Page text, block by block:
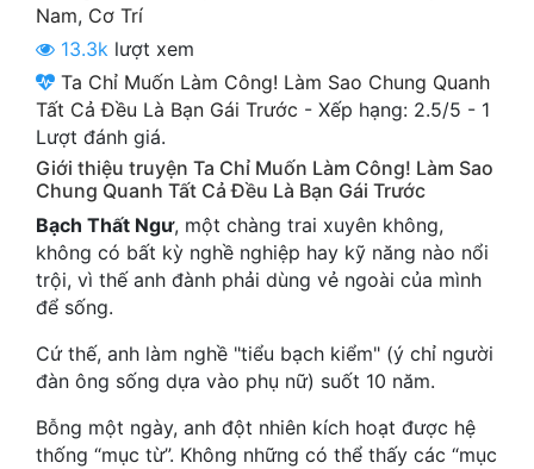
Dã Sử
Dị Giới
Dị Năng
Gia Đấu
Góc Nhìn Nữ
Huyền Huyễn
Huyền Nghi
Hài Hước
Nam, Cơ Trí
13.3k lượt xem
Ta Chỉ Muốn Làm Công! Làm Sao Chung Quanh
Tất Cả Đều Là Bạn Gái Trước - Xếp hạng: 2.5/5 - 1
Lượt đánh giá.
Giới thiệu truyện Ta Chỉ Muốn Làm Công! Làm Sao
Chung Quanh Tất Cả Đều Là Bạn Gái Trước
Bạch Thất Ngư, một chàng trai xuyên không,
không có bất kỳ nghề nghiệp hay kỹ năng nào nổi
trội, vì thế anh đành phải dùng vẻ ngoài của mình
để sống.
Cứ thế, anh làm nghề "tiểu bạch kiểm" (ý chỉ người
đàn ông sống dựa vào phụ nữ) suốt 10 năm.
Bỗng một ngày, anh đột nhiên kích hoạt được hệ
thống “mục từ”. Không những có thể thấy các “mục